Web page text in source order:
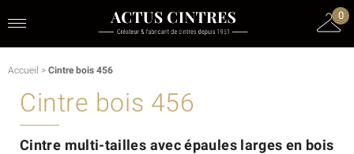
0
Accueil > Cintre bois 456
Cintre bois 456
Cintre multi-tailles avec épaules larges en bois